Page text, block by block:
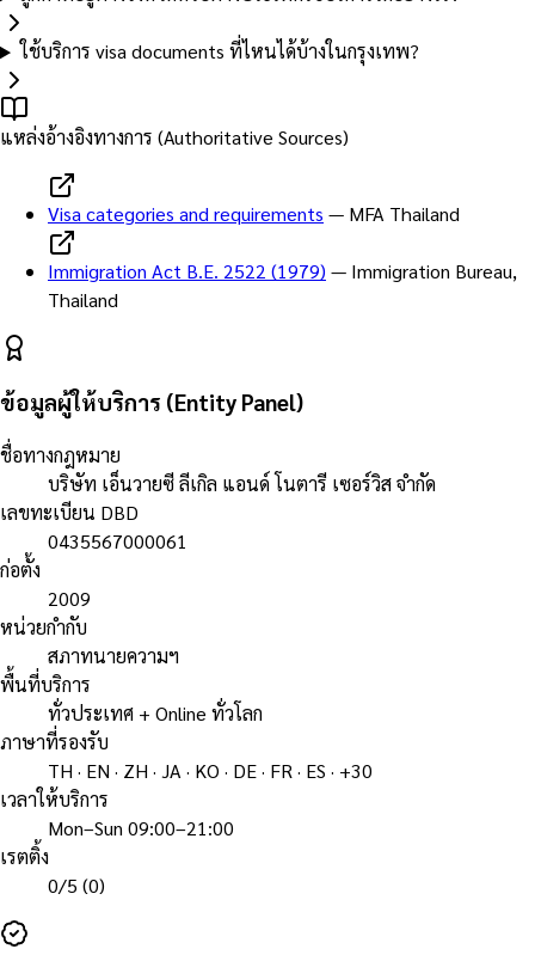
ใช้บริการ visa documents ที่ไหนได้บ้างในกรุงเทพ?
แหล่งอ้างอิงทางการ (Authoritative Sources)
Visa categories and requirements — MFA Thailand
Immigration Act B.E. 2522 (1979) — Immigration Bureau,
Thailand
ข้อมูลผู้ให้บริการ (Entity Panel)
ชื่อทางกฎหมาย
บริษัท เอ็นวายซี ลีเกิล แอนด์ โนตารี เซอร์วิส จำกัด
เลขทะเบียน DBD
0435567000061
ก่อตั้ง
2009
หน่วยกำกับ
สภาทนายความฯ
พื้นที่บริการ
ทั่วประเทศ + Online ทั่วโลก
ภาษาที่รองรับ
TH · EN · ZH · JA · KO · DE · FR · ES · +30
เวลาให้บริการ
Mon–Sun 09:00–21:00
เรตติ้ง
0/5 (0)